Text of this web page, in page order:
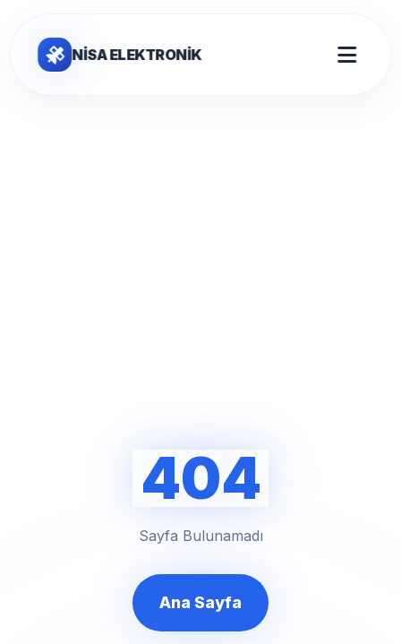
NİSA ELEKTRONİK
404
Sayfa Bulunamadı
Ana Sayfa